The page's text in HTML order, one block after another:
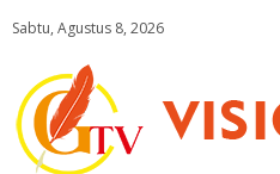
Sabtu, Agustus 8, 2026